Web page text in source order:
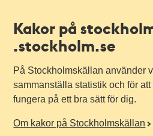
Kakor på
.stockholm.se
På Stockholmskällan använder
sammanställa statistik och för
fungera på ett bra sätt för dig.
Om kakor på Stockholmskällan